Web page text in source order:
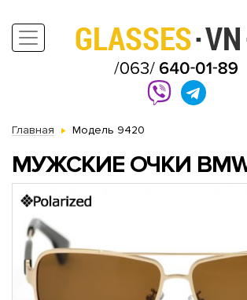
Главная Модель 9420
МУЖСКИЕ ОЧКИ BMW